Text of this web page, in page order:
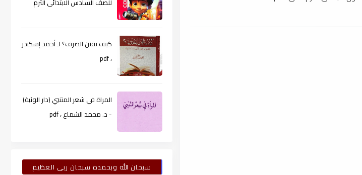
للصف السادس الابتدائى الترم
كيف تقتن الصرف؟ لـ أحمد إسكندر
، pdf
المراة في شعر المتنبي (دار الوثبة)
- د. محمد الشماع ، pdf
سبحان الله وبحمده سبحان ربى العظيم